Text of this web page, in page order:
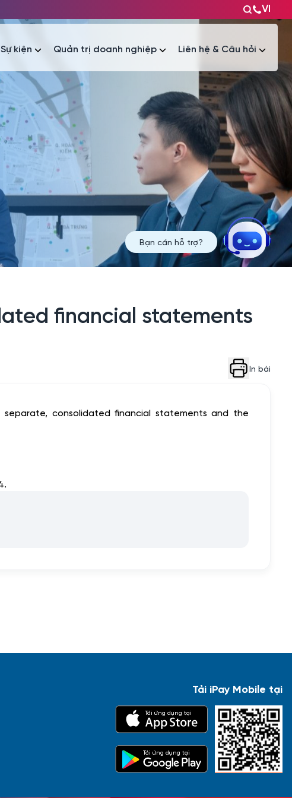
VI
kiện
Sự kiện Quản trị doanh nghiệp Liên hệ & Câu hỏi
Tài liệu
financial statements
In bài
separate, consolidated financial statements and the
Bạn cần hỗ trợ?
Tải iPay Mobile tại
Tải ứng dụng tại
Tải ứng dụng tại